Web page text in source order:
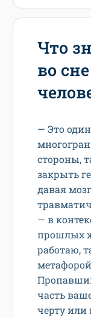
Что
во
— Это
стороны,
закрыть
давая
— в
прошлых
работаю,
часть
черту или